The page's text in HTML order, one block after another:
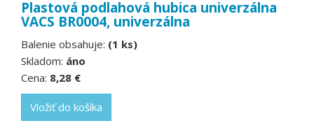
Plastová podlahová hubica univerzálna
VACS BR0004, univerzálna
Balenie obsahuje: (1 ks)
Skladom: áno
Cena: 8,28 €
Vložiť do košíka